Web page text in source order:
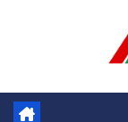
容